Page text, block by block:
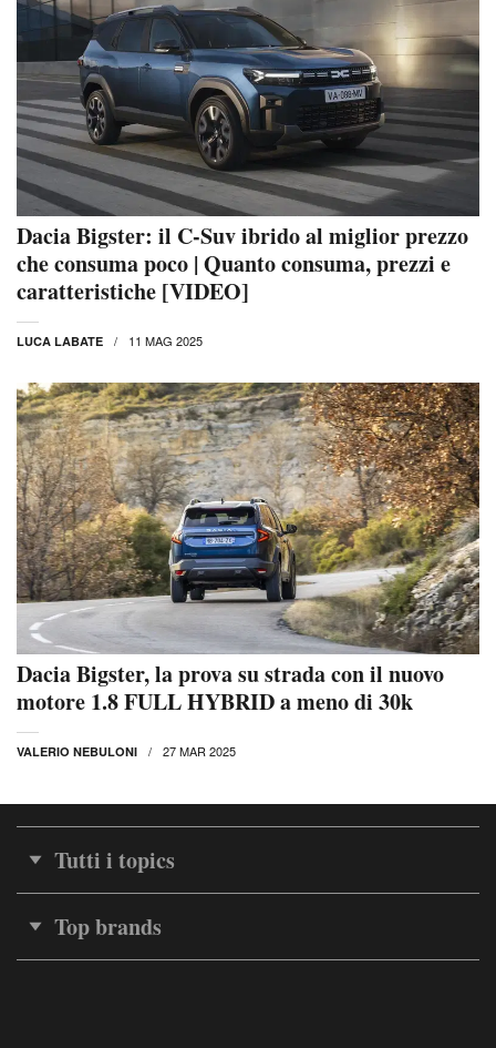
Dacia Bigster: il C-Suv ibrido al miglior prezzo
che consuma poco | Quanto consuma, prezzi e
caratteristiche [VIDEO]
LUCA LABATE 11 MAG 2025
Dacia Bigster, la prova su strada con il nuovo
motore 1.8 FULL HYBRID a meno di 30k
VALERIO NEBULONI 27 MAR 2025
Tutti i topics
Top brands